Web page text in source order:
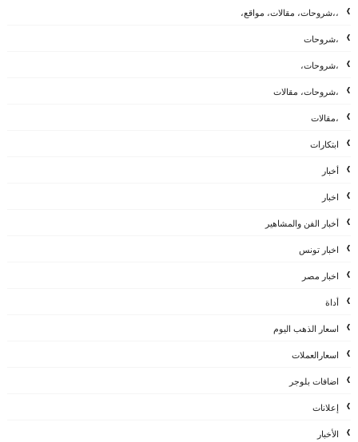
،،شروحات، مقالات، مواقع،
،شروحات
،شروحات،
،شروحات، مقالات
،مقالات
ابتكارات
أخبار
اخبار
أخبار الفن والمشاهير
اخبار تونس
اخبار مصر
أداة
اسعار الذهب اليوم
اسعارالعملات
اضافات بلوجر
إعلانات
الأخبار